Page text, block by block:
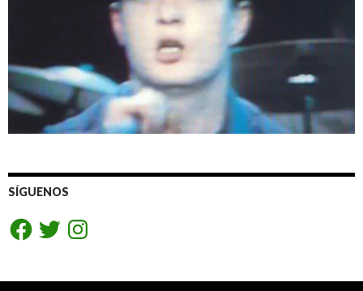
SÍGUENOS
FacebookTwitterInstagram